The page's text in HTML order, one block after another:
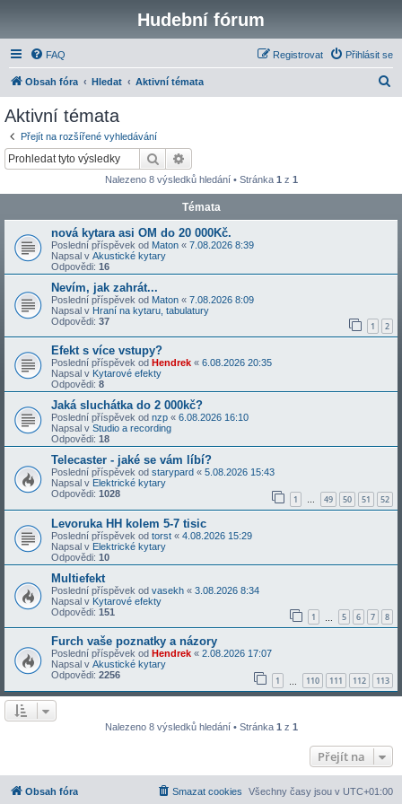
Hudební fórum
FAQ Přihlásit se
Registrovat
Obsah fóra Hledat Aktivní témata
Aktivní témata
Přejít na rozšířené vyhledávání
Hledat
Nalezeno 8 výsledků hledání • Stránka 1 z 1
Témata
nová kytara asi OM do 20 000Kč.
Poslední příspěvek od Maton « 7.08.2026 8:39
Napsal v Akustické kytary
Odpovědi: 16
Nevím, jak zahrát...
Poslední příspěvek od Maton « 7.08.2026 8:09
Napsal v Hraní na kytaru, tabulatury
Odpovědi: 37 1 2
Efekt s více vstupy?
Poslední příspěvek od Hendrek « 6.08.2026 20:35
Napsal v Kytarové efekty
Odpovědi: 8
Jaká sluchátka do 2 000kč?
Poslední příspěvek od nzp « 6.08.2026 16:10
Napsal v Studio a recording
Odpovědi: 18
Telecaster - jaké se vám líbí?
Poslední příspěvek od starypard « 5.08.2026 15:43
Napsal v Elektrické kytary
Odpovědi: 1028 1 … 49 50 51 52
Levoruka HH kolem 5-7 tisic
Poslední příspěvek od torst « 4.08.2026 15:29
Napsal v Elektrické kytary
Odpovědi: 10
Multiefekt
Poslední příspěvek od vasekh « 3.08.2026 8:34
Napsal v Kytarové efekty
Odpovědi: 151 1 5 6 7 8
Furch vaše poznatky a názory
Poslední příspěvek od Hendrek « 2.08.2026 17:07
Napsal v Akustické kytary
Odpovědi: 2256 1 110 111 112 113
Nalezeno 8 výsledků hledání • Stránka 1 z 1
Přejít na
Obsah fóra Všechny časy jsou v UTC+01:00
Smazat cookies